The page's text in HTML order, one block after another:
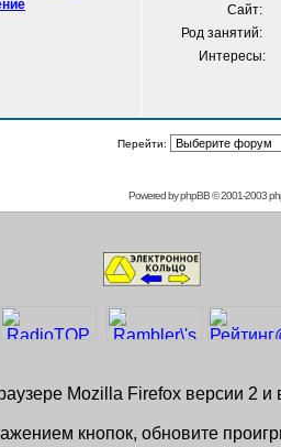
Сайт:
Род занятий:
Интересы:
Перейти:
Powered byphpBB© 2001-2003
Mozilla Firefox версии 2
кнопок, обновите